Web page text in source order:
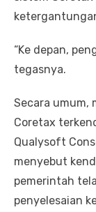
“Ke depan,
tegasnya.
Secara umum,
Coretax
Qualysoft
menyebut
pemerintah
penyelesaian